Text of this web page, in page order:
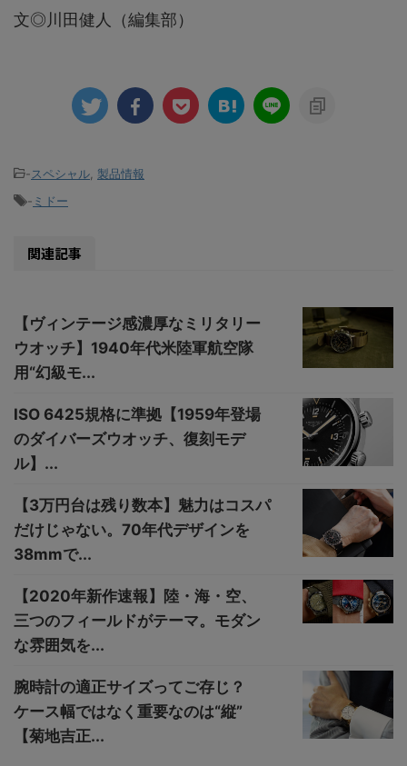
文◎川田健人（編集部）
-スペシャル 製品情報
- ミドー
関連記事
【ヴィンテージ感濃厚なミリタリー
ウオッチ】1940年代米陸軍航空隊
用“幻級モ...
ISO 6425規格に準拠【1959年登場
のダイバーズウオッチ、復刻モデ
ル】...
【3万円台は残り数本】魅力はコスパ
だけじゃない。70年代デザインを
38mmで...
【2020年新作速報】陸・海・空、
三つのフィールドがテーマ。モダン
な雰囲気を...
腕時計の適正サイズってご存じ？
ケース幅ではなく重要なのは“縦”
【菊地吉正...